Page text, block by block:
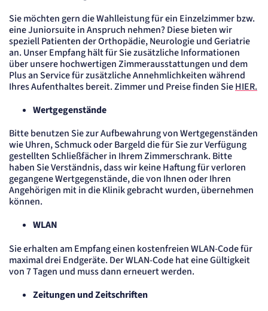
Sie möchten gern die Wahlleistung für ein Einzelzimmer bzw.
eine Juniorsuite in Anspruch nehmen? Diese bieten wir
speziell Patienten der Orthopädie, Neurologie und Geriatrie
an. Unser Empfang hält für Sie zusätzliche Informationen
über unsere hochwertigen Zimmerausstattungen und dem
Plus an Service für zusätzliche Annehmlichkeiten während
Ihres Aufenthaltes bereit. Zimmer und Preise finden SieHIER.
Wertgegenstände
Bitte benutzen Sie zur Aufbewahrung von Wertgegenständen
wie Uhren, Schmuck oder Bargeld die für Sie zur Verfügung
gestellten Schließfächer in Ihrem Zimmerschrank. Bitte
haben Sie Verständnis, dass wir keine Haftung für verloren
gegangene Wertgegenstände, die von Ihnen oder Ihren
Angehörigen mit in die Klinik gebracht wurden, übernehmen
können.
WLAN
Sie erhalten am Empfang einen kostenfreien WLAN-Code für
maximal drei Endgeräte. Der WLAN-Code hat eine Gültigkeit
von 7 Tagen und muss dann erneuert werden.
Zeitungen und Zeitschriften